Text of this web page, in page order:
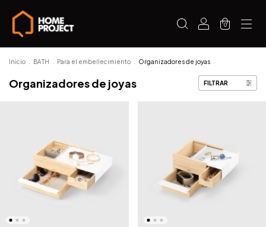
0
Inicio BATH Para el embellecimiento Organizadores de joyas
Organizadores de joyas FILTRAR